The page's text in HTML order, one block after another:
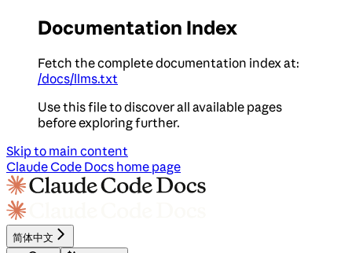
Documentation Index
Fetch the complete documentation index at:
/docs/llms.txt
Use this file to discover all available pages
before exploring further.
Skip to main content
Claude Code Docs home page
简体中文